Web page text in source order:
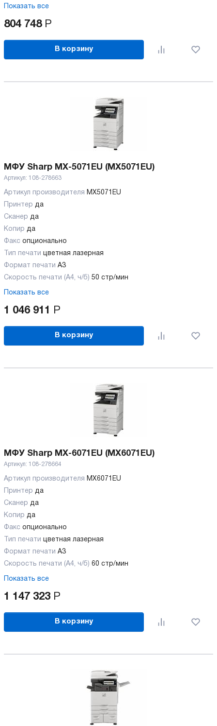
Показать все
804 748 Р
В корзину
МФУ Sharp MX-5071EU (MX5071EU)
Артикул: 108-278663
Артикул производителя MX5071EU
Принтер да
Сканер да
Копир да
Факс опционально
Тип печати цветная лазерная
Формат печати A3
Скорость печати (А4, ч/б) 50 стр/мин
Показать все
1 046 911 Р
В корзину
МФУ Sharp MX-6071EU (MX6071EU)
Артикул: 108-278664
Артикул производителя MX6071EU
Принтер да
Сканер да
Копир да
Факс опционально
Тип печати цветная лазерная
Формат печати A3
Скорость печати (А4, ч/б) 60 стр/мин
Показать все
1 147 323 Р
В корзину